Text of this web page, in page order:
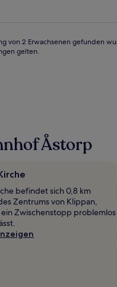
2 Erwachsenen gefunden
gelten.
Åstorp
befindet sich 0,8 km
Zentrums von Klippan,
ein Zwischenstopp problemlos